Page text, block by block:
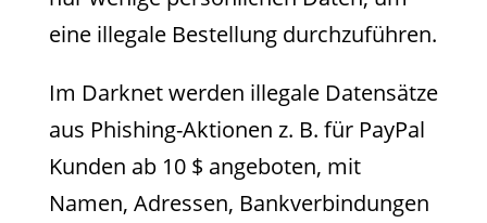
eine illegale Bestellung durchzuführen.
Im Darknet werden illegale Datensätze
aus Phishing-Aktionen z. B. für PayPal
Kunden ab 10 $ angeboten, mit
Namen, Adressen, Bankverbindungen